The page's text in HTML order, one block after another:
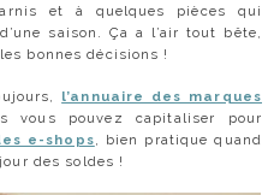
et à quelques pièces qui
saison. Ça a l’air tout bête,
bonnes décisions !
l’annuaire des marques
vous pouvez capitaliser pour
e-shops, bien pratique quand
des soldes !